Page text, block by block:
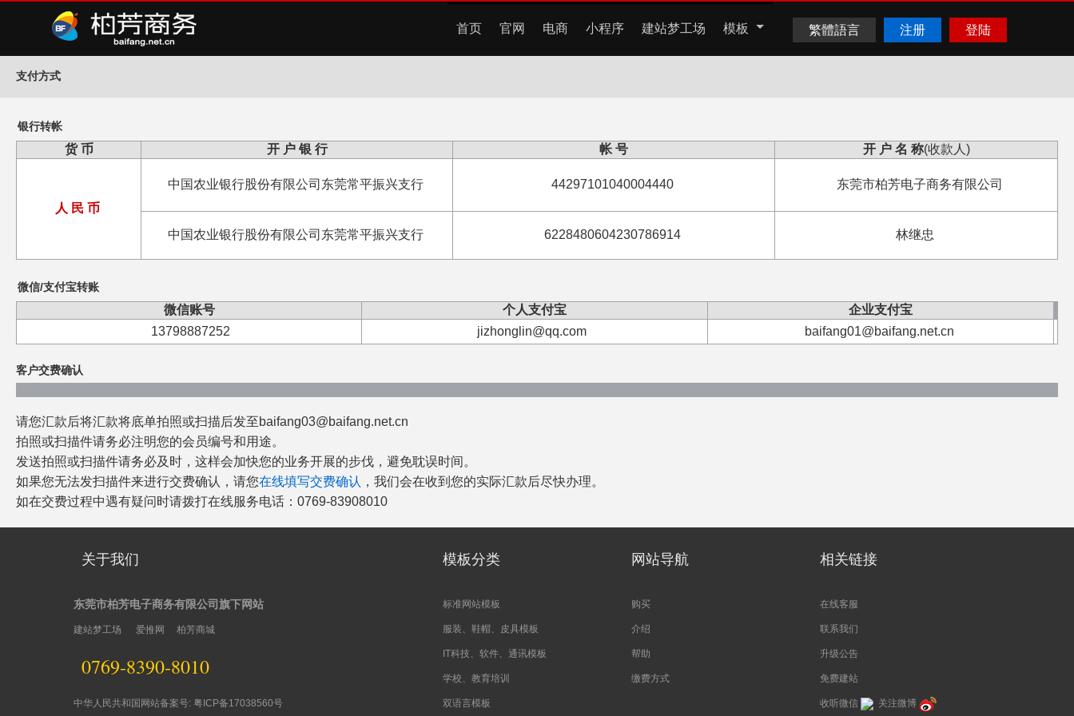
首页 官网 电商 小程序 建站梦工场 模板 繁體語言 注册 登陆
支付方式
银行转帐
货 币 开 户 银 行 帐 号 开 户 名 称(收款人)
人 民 币
中国农业银行股份有限公司东莞常平振兴支行 44297101040004440 东莞市柏芳电子商务有限公司
中国农业银行股份有限公司东莞常平振兴支行 6228480604230786914 林继忠
微信/支付宝转账
微信账号 个人支付宝
企业支付宝
13798887252
jizhonglin@qq.com baifang01@baifang.net.cn
客户交费确认
请您汇款后将汇款将底单拍照或扫描后发至baifang03@baifang.net.cn
拍照或扫描件请务必注明您的会员编号和用途。
发送拍照或扫描件请务必及时，这样会加快您的业务开展的步伐，避免耽误时间。
如果您无法发扫描件来进行交费确认，请您在线填写交费确认 ，我们会在收到您的实际汇款后尽快办理。
如在交费过程中遇有疑问时请拨打在线服务电话： 0769-83908010
关于我们
东莞市柏芳电子商务有限公司旗下网站
建站梦工场 爱推网 柏芳商城
0769-8390-8010
中华人民共和国网站备案号: 粤ICP备17038560号
模板分类
标准网站模板
服装、鞋帽、皮具模板
IT科技、软件、通讯模板
学校、教育培训
双语言模板
网站导航
购买
介绍
帮助
缴费方式
相关链接
在线客服
联系我们
升级公告
免费建站
收听微信 关注微博